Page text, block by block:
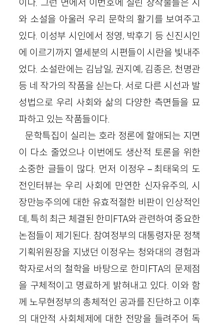
이다. 그런 면에서 이번호에 실린 창작물들은 시
와 소설을 아울러 우리 문학의 활기를 보여주고
있다. 이성부 시인에서 정영, 박후기 등 신진시인
에 이르기까지 열세분의 시편들이 시란을 빛내주
었다. 소설란에는 김남일, 권지예, 김종은, 천명관
등 네 작가의 작품을 싣는다. 서로 다른 시선과 발
성법으로 우리 사회와 삶의 다양한 측면들을 묘
파하고 있는 작품들이다.
문학특집이 실리는 호라 정론에 할애되는 지면
이 다소 줄었으나 이번에도 생산적 토론을 위한
소중한 글들이 많다. 먼저 이정우－최태욱의 도
전인터뷰는 우리 사회에 만연한 신자유주의, 시
장만능주의에 대한 유효적절한 비판이 인상적인
데, 특히 최근 체결된 한미FTA와 관련하여 중요한
논점들이 제기된다. 참여정부의 대통령자문 정책
기획위원장을 지냈던 이정우는 청와대의 경험과
학자로서의 철학을 바탕으로 한미FTA의 문제점
을 구체적이고 명료하게 밝혀내고 있다. 이와 함
께 노무현정부의 총체적인 공과를 진단하고 이후
의 대안적 사회체제에 대한 전망을 들려주어 독